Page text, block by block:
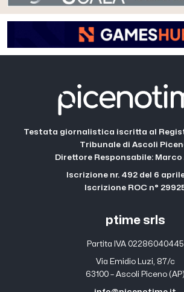
Testata giornalistica iscritta al
Tribunale di Ascoli
Direttore Responsabile: Marco
Iscrizione nr. 492 del 6 aprile
Iscrizione ROC n°
ptime srls
Partita IVA 02286040445
Via Emidio Luzi, 87/c
63100 – Ascoli Piceno (AP)